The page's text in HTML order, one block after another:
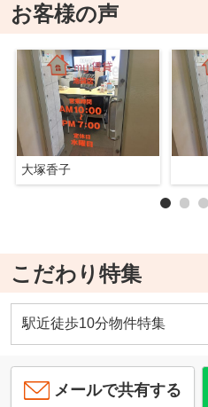
お客様の声
大塚香子
こだわり特集
駅近徒歩10分物件特集
メールで共有する